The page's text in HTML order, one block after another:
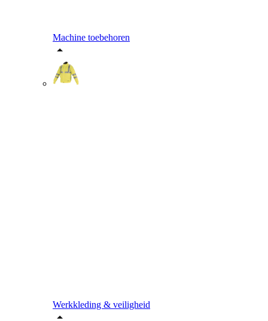
Machine toebehoren
Werkkleding & veiligheid